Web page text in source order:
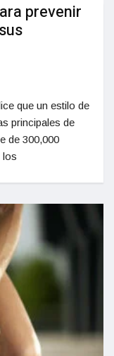
prevenir
que un estilo de
principales de
de 300,000
los